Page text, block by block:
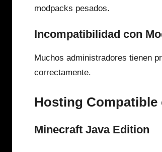
modpacks pesados.
Incompatibilidad con
Muchos administradores tienen
correctamente.
Hosting Compatible
Minecraft Java Edition